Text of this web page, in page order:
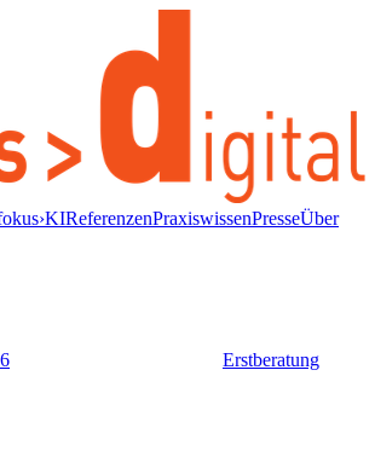
ReferenzenPraxiswissenPresseÜber
Erstberatung